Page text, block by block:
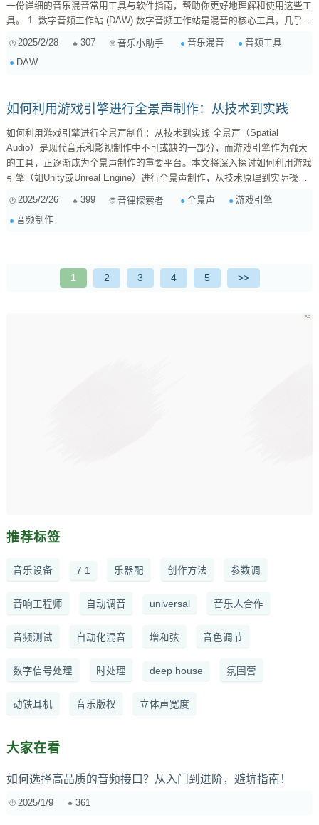
一份详细的音乐混音常用工具与软件指南，帮助你更好地理解和使用这些工
具。 1. 数字音频工作站 (DAW) 数字音频工作站是混音的核心工具，几乎所
有的混音工作都在DAW中完成。以下是一些流行的DAW： 1.1 Pro Tools
Pro Tools 是业界标准，广泛应用于专业录音棚。它提供了强大的音频编辑
2025/2/28 307 音乐小助手 音乐混音
音频工具
DAW
如何利用游戏引擎进行全景声制作：从技术到实践
如何利用游戏引擎进行全景声制作：从技术到实践 全景声（Spatial
Audio）是现代音乐和影视制作中不可或缺的一部分，而游戏引擎作为强大
的工具，正逐渐成为全景声制作的重要平台。本文将深入探讨如何利用游戏
引擎（如Unity或Unreal Engine）进行全景声制作，从技术原理到实际操
间中声音分布的技术，让听众感受到声音来自不同方向和距离的沉浸式体
验。它不仅应用于音乐制作，还广泛应用于影视、游戏和虚拟现实（VR）
2025/2/26 399 音律探索者 全景声
游戏引擎
音频制作
1 2 3 4 5 >>
推荐标签
音乐设备 7 1 乐器配 创作方法 参数调
音响工程师 自动调音 universal 音乐人合作
音频测试 自动化混音 增和弦 音色调节
数字信号处理 时处理 deep house 氛围营
动铁耳机 音乐版权 立体声宽度
大家在看
如何选择高品质的音频接口？从入门到进阶，避坑指南！
2025/1/9 361